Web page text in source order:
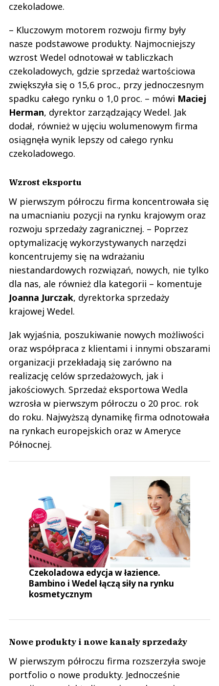
czekoladowe.
– Kluczowym motorem rozwoju firmy były
nasze podstawowe produkty. Najmocniejszy
wzrost Wedel odnotował w tabliczkach
czekoladowych, gdzie sprzedaż wartościowa
zwiększyła się o 15,6 proc., przy jednoczesnym
spadku całego rynku o 1,0 proc. – mówi Maciej
Herman, dyrektor zarządzający Wedel. Jak
dodał, również w ujęciu wolumenowym firma
osiągnęła wynik lepszy od całego rynku
czekoladowego.
Wzrost eksportu
W pierwszym półroczu firma koncentrowała się
na umacnianiu pozycji na rynku krajowym oraz
rozwoju sprzedaży zagranicznej. – Poprzez
optymalizację wykorzystywanych narzędzi
koncentrujemy się na wdrażaniu
niestandardowych rozwiązań, nowych, nie tylko
dla nas, ale również dla kategorii – komentuje
Joanna Jurczak, dyrektorka sprzedaży
krajowej Wedel.
Jak wyjaśnia, poszukiwanie nowych możliwości
oraz współpraca z klientami i innymi obszarami
organizacji przekładają się zarówno na
realizację celów sprzedażowych, jak i
jakościowych. Sprzedaż eksportowa Wedla
wzrosła w pierwszym półroczu o 20 proc. rok
do roku. Najwyższą dynamikę firma odnotowała
na rynkach europejskich oraz w Ameryce
Północnej.
Czekoladowa edycja w łazience.
Bambino i Wedel łączą siły na rynku
kosmetycznym
Nowe produkty i nowe kanały sprzedaży
W pierwszym półroczu firma rozszerzyła swoje
portfolio o nowe produkty. Jednocześnie